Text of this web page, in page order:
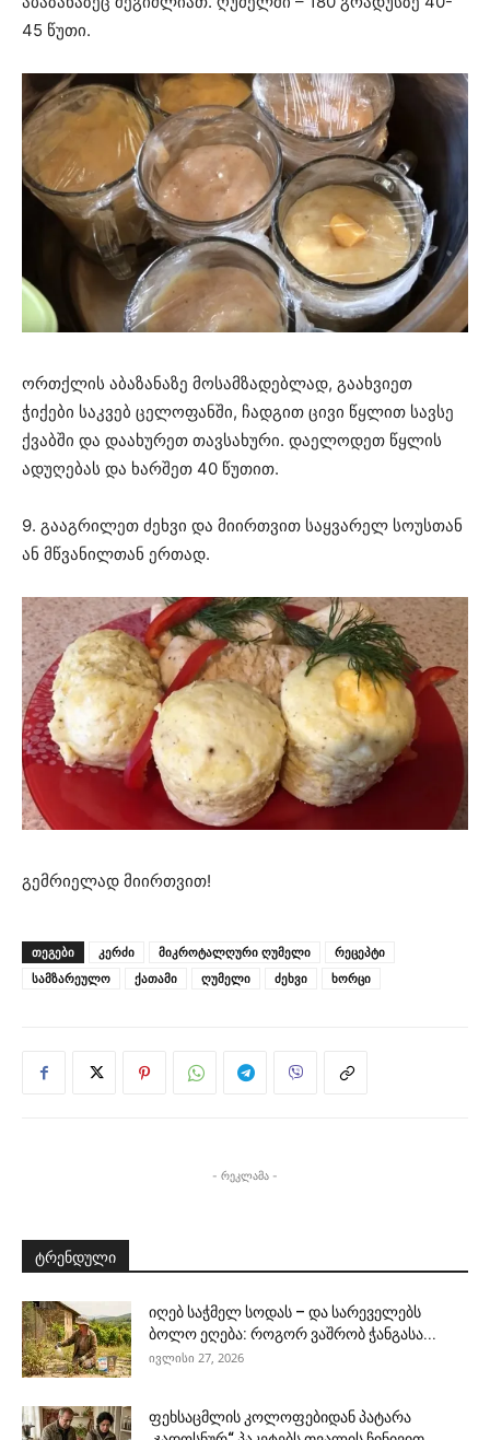
45 წუთი.
ორთქლის აბაზანაზე მოსამზადებლად, გაახვიეთ
ჭიქები საკვებ ცელოფანში, ჩადგით ცივი წყლით სავსე
ქვაბში და დაახურეთ თავსახური. დაელოდეთ წყლის
ადუღებას და ხარშეთ 40 წუთით.
9. გააგრილეთ ძეხვი და მიირთვით საყვარელ სოუსთან
ან მწვანილთან ერთად.
გემრიელად მიირთვით!
ᲗᲔᲒᲔᲑᲘ კერძი მიკროტალღური ღუმელი
რეცეპტი
სამზარეულო
ქათამი ღუმელი ძეხვი ხორცი
- რეკლამა -
ტრენდული
იღებ საჭმელ სოდას – და სარეველებს
ბოლო ეღება: როგორ ვაშრობ ჭანგასა...
ივლისი 27, 2026
ფეხსაცმლის კოლოფებიდან პატარა